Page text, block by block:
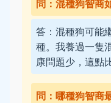
問：混種狗智商
答：混種狗可能
種。我養過一隻
康問題少，這點
問：哪種狗智商